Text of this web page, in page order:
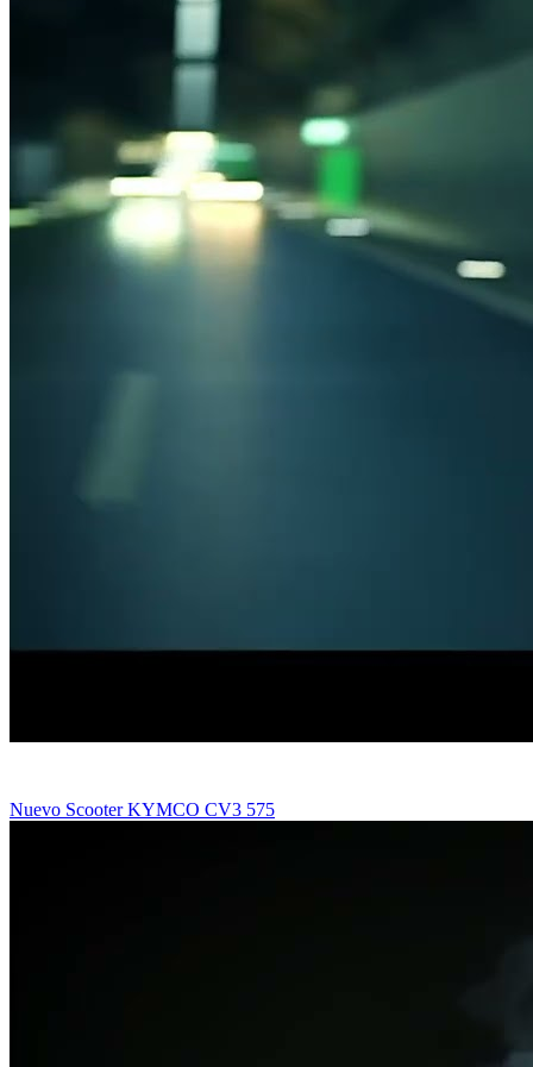
Nuevo Scooter KYMCO CV3 575